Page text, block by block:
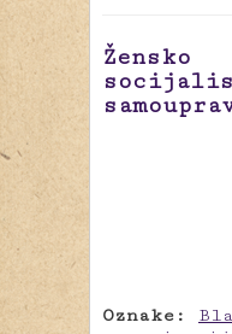
Oznake: